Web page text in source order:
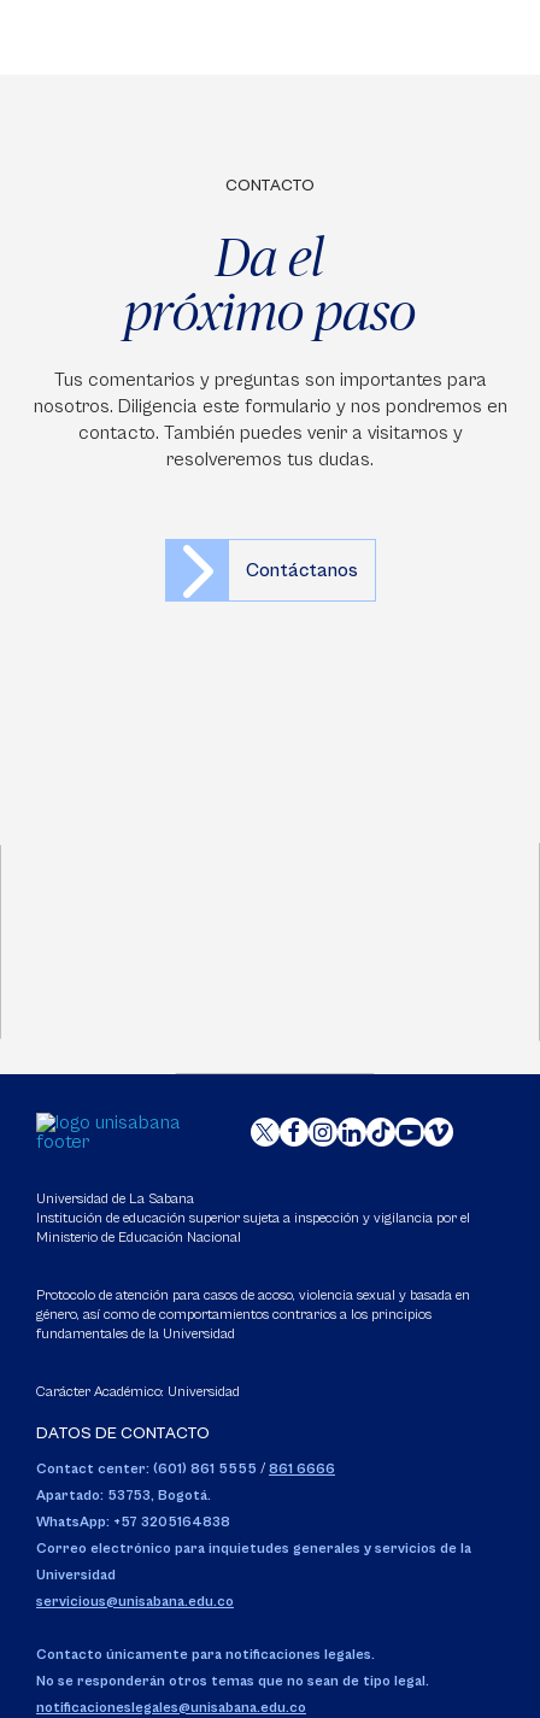
CONTACTO
Da el
próximo paso
Tus comentarios y preguntas son importantes para
nosotros. Diligencia este formulario y nos pondremos en
contacto. También puedes venir a visitarnos y
resolveremos tus dudas.
Contáctanos
Universidad de La Sabana
Institución de educación superior sujeta a inspección y vigilancia por el
Ministerio de Educación Nacional
Protocolo de atención para casos de acoso, violencia sexual y basada en
género, así como de comportamientos contrarios a los principios
fundamentales de la Universidad
Carácter Académico: Universidad
DATOS DE CONTACTO
Contact center: (601) 861 5555 / 861 6666
Apartado: 53753, Bogotá.
WhatsApp: +57 3205164838
Correo electrónico para inquietudes generales y servicios de la
Universidad
servicious@unisabana.edu.co
Contacto únicamente para notificaciones legales.
No se responderán otros temas que no sean de tipo legal.
notificacioneslegales@unisabana.edu.co